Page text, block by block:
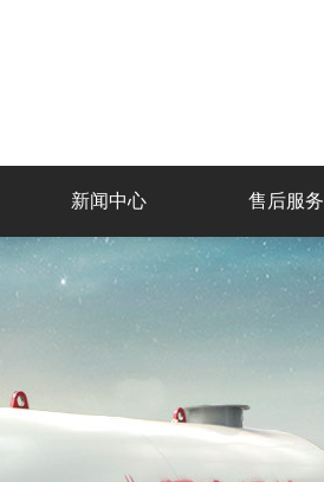
新闻中心
公司动态
行业资讯
常见问题
售后服务